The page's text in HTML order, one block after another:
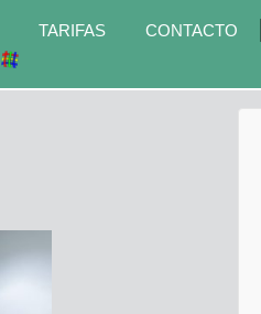
TARIFAS CONTACTO